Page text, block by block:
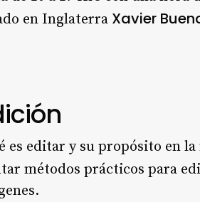
en Inglaterra Xavier
es editar y su propósito en
métodos prácticos para